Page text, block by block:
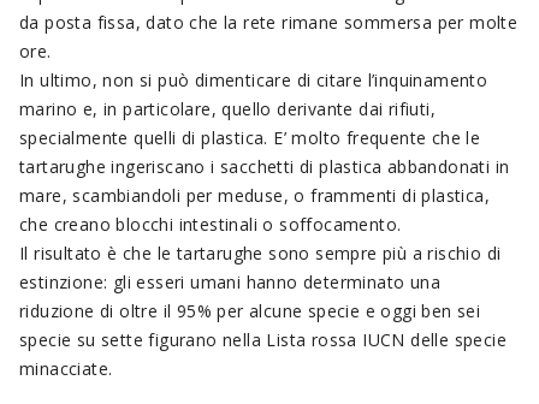
da posta fissa, dato che la rete rimane sommersa per molte
ore.
In ultimo, non si può dimenticare di citare l’inquinamento
marino e, in particolare, quello derivante dai rifiuti,
specialmente quelli di plastica. E’ molto frequente che le
tartarughe ingeriscano i sacchetti di plastica abbandonati in
mare, scambiandoli per meduse, o frammenti di plastica,
che creano blocchi intestinali o soffocamento.
Il risultato è che le tartarughe sono sempre più a rischio di
estinzione: gli esseri umani hanno determinato una
riduzione di oltre il 95% per alcune specie e oggi ben sei
specie su sette figurano nella Lista rossa IUCN delle specie
minacciate.